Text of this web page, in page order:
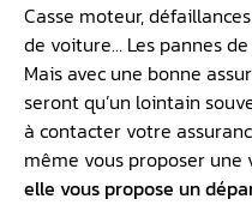
Casse moteur,
de voiture… Les pannes
Mais avec une bonne
seront qu’un lointain
à contacter votre
même vous proposer
elle vous propose un